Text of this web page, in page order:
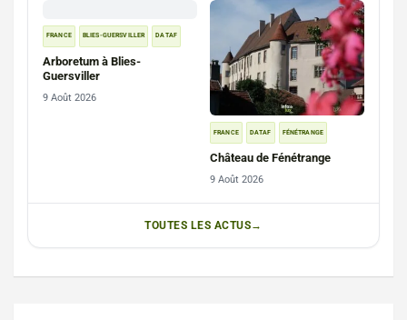
FRANCE BLIES-GUERSVILLER DATAF
Arboretum à Blies-
Guersviller
9 Août 2026
FRANCE DATAF FÉNÉTRANGE
Château de Fénétrange
9 Août 2026
TOUTES LES ACTUS